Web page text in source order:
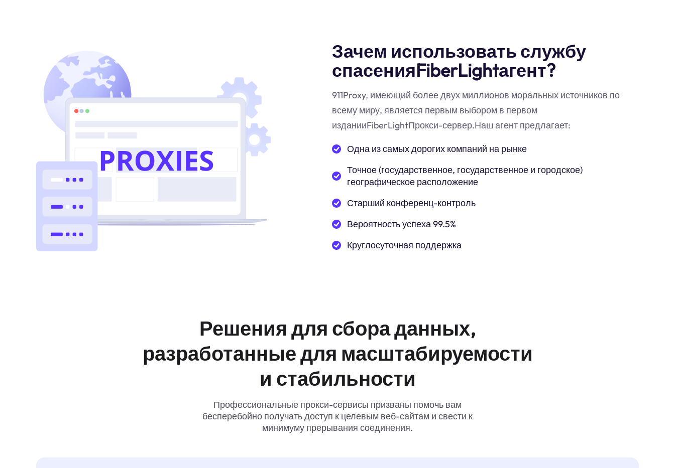
Зачем использовать службу
спасенияFiberLightагент?
911Proxy, имеющий более двух миллионов моральных источников по
всему миру, является первым выбором в первом
изданииFiberLightПрокси-сервер.Наш агент предлагает:
Одна из самых дорогих компаний на рынке
Точное (государственное, государственное и городское)
географическое расположение
Старший конференц-контроль
Вероятность успеха 99.5%
Круглосуточная поддержка
Решения для сбора данных,
разработанные для масштабируемости
и стабильности
Профессиональные прокси-сервисы призваны помочь вам
бесперебойно получать доступ к целевым веб-сайтам и свести к
минимуму прерывания соединения.